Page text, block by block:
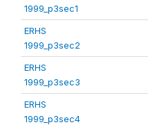
1999_p3sec1
ERHS
1999_p3sec2
ERHS
1999_p3sec3
ERHS
1999_p3sec4